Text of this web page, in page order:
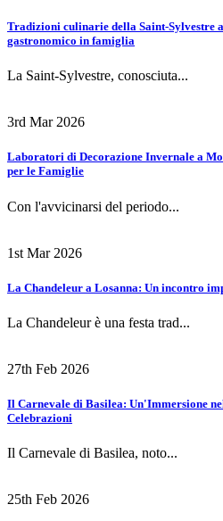
Tradizioni culinarie della Saint-Sylvestre
gastronomico in famiglia
La Saint-Sylvestre, conosciuta...
3rd Mar 2026
Laboratori di Decorazione Invernale a
per le Famiglie
Con l'avvicinarsi del periodo...
1st Mar 2026
La Chandeleur a Losanna: Un incontro
La Chandeleur è una festa trad...
27th Feb 2026
Il Carnevale di Basilea: Un'Immersione
Celebrazioni
Il Carnevale di Basilea, noto...
25th Feb 2026